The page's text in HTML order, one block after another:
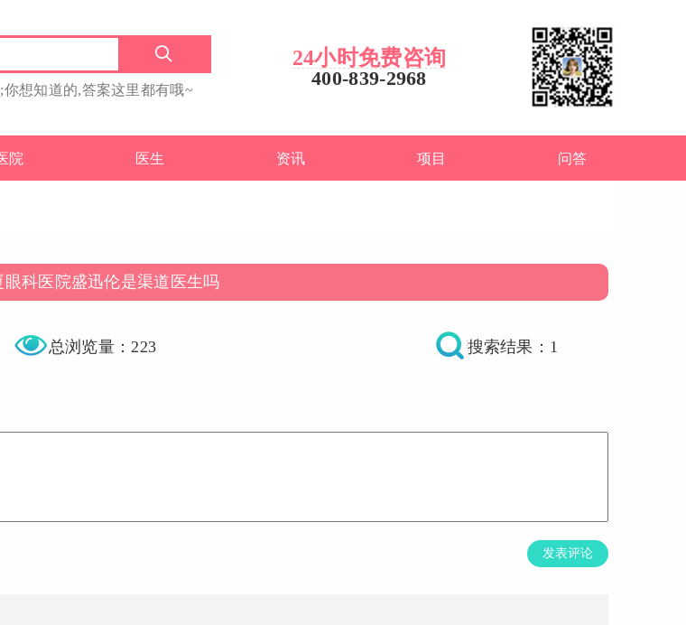
想知道的,答案这里都有哦~
24小时免费咨询
400-839-2968
院 医生 资讯 项目 问答
眼科医院盛迅伦是渠道医生吗
总浏览量：223 搜索结果：1
发表评论